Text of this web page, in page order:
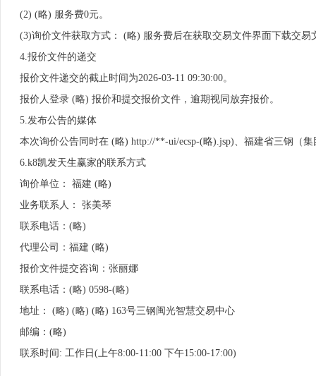
(2) (略) 服务费0元。
(3)询价文件获取方式： (略) 服务费后在获取交易文件界面下载交易
4.报价文件的递交
报价文件递交的截止时间为2026-03-11 09:30:00。
报价人登录 (略) 报价和提交报价文件，逾期视同放弃报价。
5.发布公告的媒体
本次询价公告同时在 (略) http://**-ui/ecsp-(略).jsp)、福建省三钢（
6.k8凯发天生赢家的联系方式
询价单位： 福建 (略)
业务联系人： 张美琴
联系电话：(略)
代理公司：福建 (略)
报价文件提交咨询：张丽娜
联系电话：(略) 0598-(略)
地址： (略) (略) (略) 163号三钢闽光智慧交易中心
邮编：(略)
联系时间: 工作日(上午8:00-11:00 下午15:00-17:00)